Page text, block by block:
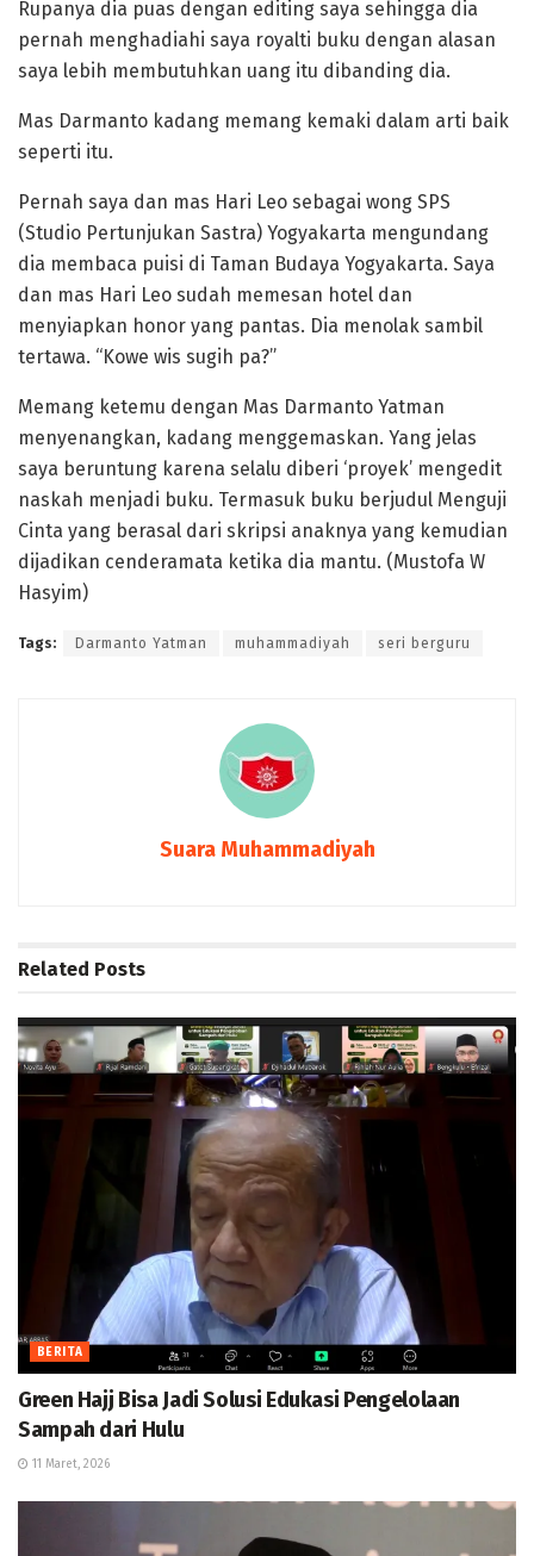
Rupanya dia puas dengan editing saya sehingga dia
pernah menghadiahi saya royalti buku dengan alasan
saya lebih membutuhkan uang itu dibanding dia.
Mas Darmanto kadang memang kemaki dalam arti baik
seperti itu.
Pernah saya dan mas Hari Leo sebagai wong SPS
(Studio Pertunjukan Sastra) Yogyakarta mengundang
dia membaca puisi di Taman Budaya Yogyakarta. Saya
dan mas Hari Leo sudah memesan hotel dan
menyiapkan honor yang pantas. Dia menolak sambil
tertawa. “Kowe wis sugih pa?”
Memang ketemu dengan Mas Darmanto Yatman
menyenangkan, kadang menggemaskan. Yang jelas
saya beruntung karena selalu diberi ‘proyek’ mengedit
naskah menjadi buku. Termasuk buku berjudul Menguji
Cinta yang berasal dari skripsi anaknya yang kemudian
dijadikan cenderamata ketika dia mantu. (Mustofa W
Hasyim)
Tags: Darmanto Yatman muhammadiyah seri berguru
Suara Muhammadiyah
Related Posts
BERITA
Green Hajj Bisa Jadi Solusi Edukasi Pengelolaan
Sampah dari Hulu
11 Maret, 2026